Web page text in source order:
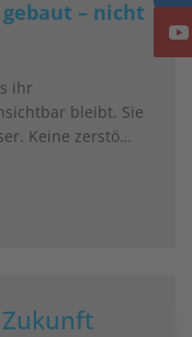
– nicht
ihr
bleibt. Sie
Keine zerstö…